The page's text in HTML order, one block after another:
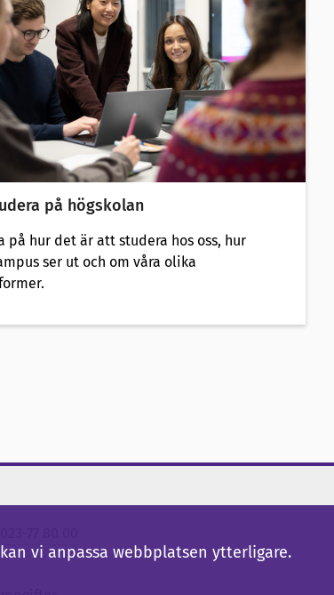
på högskolan
på hur det är att studera hos oss, hur
ser ut och om våra olika
vi anpassa webbplatsen ytterligare.